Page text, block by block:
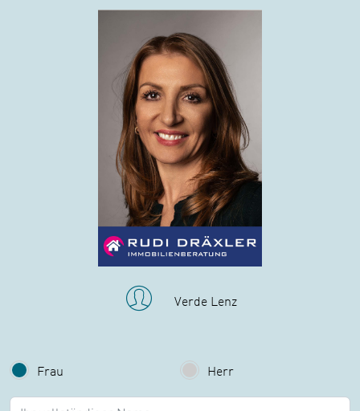
Verde Lenz
Frau
Herr
Name: